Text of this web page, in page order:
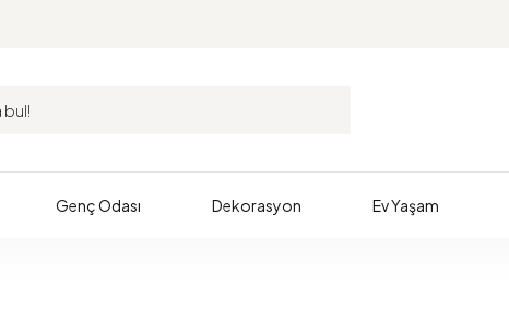
Genç Odası Dekorasyon Ev Yaşam